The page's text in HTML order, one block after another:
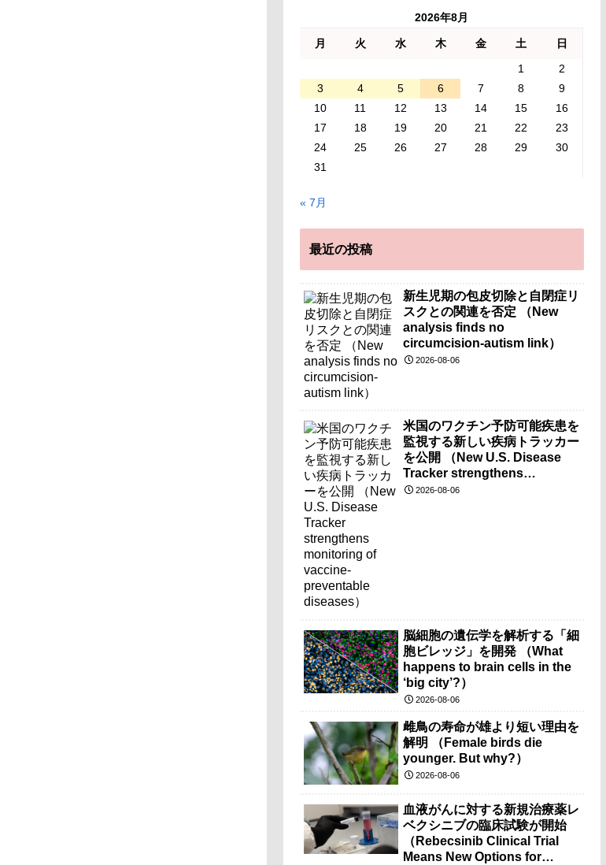
2026年8月
月 火 水 木 金 土
日
1
2
3
4 5 6 7 8
9
10
11 12 13 14 15
16
17
18 19 20 21 22
23
24
25 26 27 28 29
30
31
« 7月
最近の投稿
新生児期の包皮切除と自閉症リ
スクとの関連を否定 （New
analysis finds no
circumcision-autism link）
2026-08-06
米国のワクチン予防可能疾患を
監視する新しい疾病トラッカー
を公開 （New U.S. Disease
Tracker strengthens
monitoring of vaccine-
2026-08-06
脳細胞の遺伝学を解析する「細
胞ビレッジ」を開発 （What
happens to brain cells in the
‘big city’?）
2026-08-06
雌鳥の寿命が雄より短い理由を
解明 （Female birds die
younger. But why?）
2026-08-06
血液がんに対する新規治療薬レ
ベクシニブの臨床試験が開始
（Rebecsinib Clinical Trial
Means New Options for